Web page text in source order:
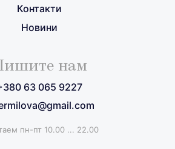
Контакти
Новини
нам
63 065 9227
пн-пт 10.00 ... 22.00